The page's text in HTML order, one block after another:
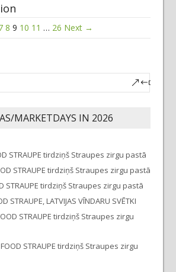
8 9 10 11 … 26 Next →
MARKETDAYS IN 2026
STRAUPE tirdziņš Straupes zirgu pastā
STRAUPE tirdziņš Straupes zirgu pastā
STRAUPE tirdziņš Straupes zirgu pastā
STRAUPE, LATVIJAS VĪNDARU SVĒTKI
STRAUPE tirdziņš Straupes zirgu
STRAUPE tirdziņš Straupes zirgu